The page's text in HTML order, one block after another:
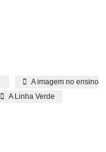
A imagem no ensino
A Linha Verde